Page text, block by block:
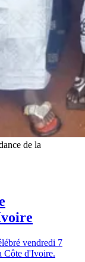
de la
vendredi 7
Côte d'Ivoire.